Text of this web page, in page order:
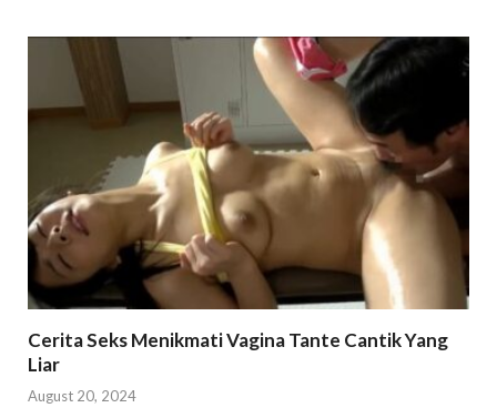
Cerita Seks Menikmati Vagina Tante Cantik Yang
Liar
August 20, 2024